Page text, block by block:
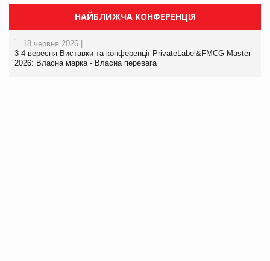
НАЙБЛИЖЧА КОНФЕРЕНЦІЯ
18 червня 2026 |
3-4 вересня Виставки та конференції PrivateLabel&FMCG Master-
2026: Власна марка - Власна перевага